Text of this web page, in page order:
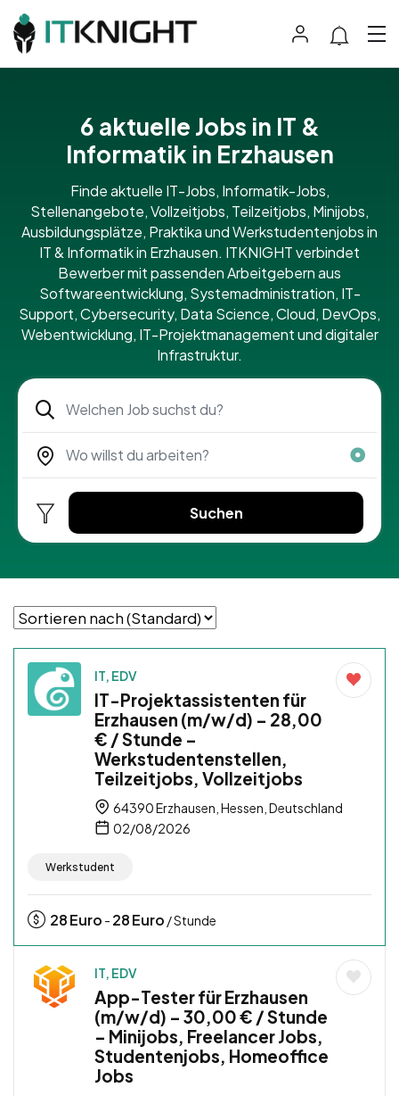
6 aktuelle Jobs in IT &
Informatik in Erzhausen
Finde aktuelle IT-Jobs, Informatik-Jobs,
Stellenangebote, Vollzeitjobs, Teilzeitjobs, Minijobs,
Ausbildungsplätze, Praktika und Werkstudentenjobs in
IT & Informatik in Erzhausen. ITKNIGHT verbindet
Bewerber mit passenden Arbeitgebern aus
Softwareentwicklung, Systemadministration, IT-
Support, Cybersecurity, Data Science, Cloud, DevOps,
Webentwicklung, IT-Projektmanagement und digitaler
Infrastruktur.
Suchen
IT, EDV
IT-Projektassistenten für
Erzhausen (m/w/d) – 28,00
€ / Stunde –
Werkstudentenstellen,
Teilzeitjobs, Vollzeitjobs
64390 Erzhausen, Hessen, Deutschland
02/08/2026
Werkstudent
28Euro - 28Euro / Stunde
IT, EDV
App-Tester für Erzhausen
(m/w/d) – 30,00 € / Stunde
– Minijobs, Freelancer Jobs,
Studentenjobs, Homeoffice
Jobs